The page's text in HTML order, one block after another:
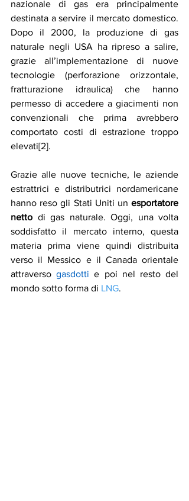
nazionale di gas era principalmente
destinata a servire il mercato domestico.
Dopo il 2000, la produzione di gas
naturale negli USA ha ripreso a salire,
grazie all’implementazione di nuove
tecnologie (perforazione orizzontale,
fratturazione idraulica) che hanno
permesso di accedere a giacimenti non
convenzionali che prima avrebbero
comportato costi di estrazione troppo
elevati[2].
Grazie alle nuove tecniche, le aziende
estrattrici e distributrici nordamericane
hanno reso gli Stati Uniti un esportatore
netto di gas naturale. Oggi, una volta
soddisfatto il mercato interno, questa
materia prima viene quindi distribuita
verso il Messico e il Canada orientale
attraverso gasdotti e poi nel resto del
mondo sotto forma di LNG.